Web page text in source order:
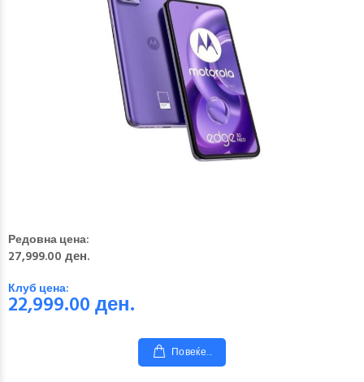
Редовна цена:
27,999.00 ден.
Клуб цена:
22,999.00ден.
Повеќе...